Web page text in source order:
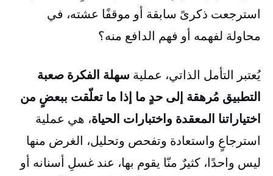
استرجعت ذكرىً سابقة أو موقفًا عشته، في
محاولة لفهمه أو فهم الدافع منه؟
يُعتبر التأمل الذاتي، عملية سهلة الفكرة صعبة
التطبيق مُرهقة إلى حدٍ ما إذا ما تعلّقت ببعضٍ من
اختياراتنا المعقدة واختبارات الحياة، هي عملية
استرجاعٍ واستعادة وتفحص وتحليل، الغرض منها
ليس واحدًا، كثيرٌ منّا يقوم بها، عند غسلِ أسنانه أو